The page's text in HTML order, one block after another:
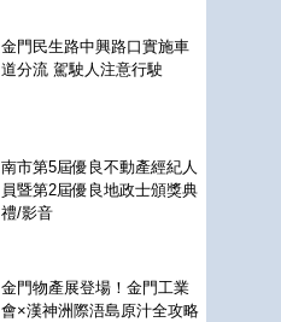
金門民生路中興路口實施車
道分流 駕駛人注意行駛
南市第5屆優良不動產經紀人
員暨第2屆優良地政士頒獎典
禮/影音
金門物產展登場！金門工業
會×漢神洲際浯島原汁全攻略